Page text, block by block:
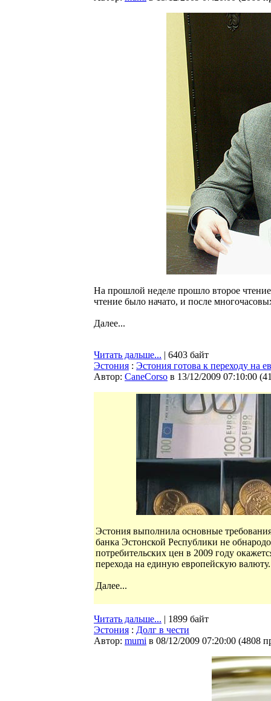
На прошлой неделе прошло второе
чтение было начато, и после
Далее...
Читать дальше... | 6403 байт
Эстония : Эстония готова к переходу на
Автор: CaneCorso в 13/12/2009 07:10:00 (
Эстония выполнила основные
банка Эстонской Республики не
потребительских цен в 2009 году
перехода на единую европейскую валюту.
Далее...
Читать дальше... | 1899 байт
Эстония : Долг в чести
Автор: mumi в 08/12/2009 07:20:00 (4808